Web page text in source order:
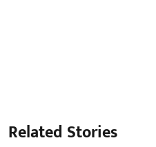
Related Stories